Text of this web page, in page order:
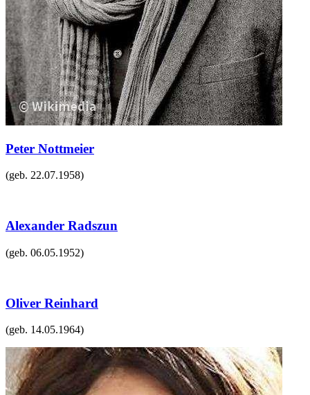
Peter Nottmeier
(geb. 22.07.1958)
Alexander Radszun
(geb. 06.05.1952)
Oliver Reinhard
(geb. 14.05.1964)